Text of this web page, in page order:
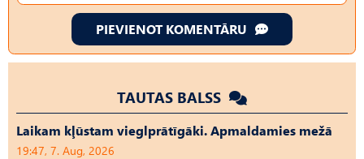
PIEVIENOT KOMENTĀRU
TAUTAS BALSS
Laikam kļūstam vieglprātīgāki. Apmaldamies mežā
19:47, 7. Aug, 2026